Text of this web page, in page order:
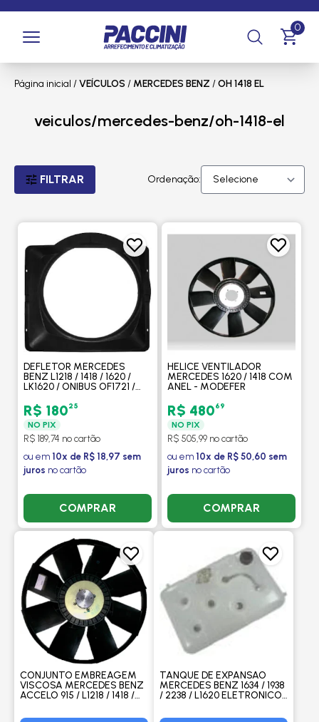
0
Página inicial /VEÍCULOS / MERCEDES BENZ /OH 1418 EL
veiculos/mercedes-benz/oh-1418-el
FILTRAR Ordenação:
DEFLETOR MERCEDES
BENZ L1218 / 1418 / 1620 /
LK1620 / ONIBUS OF1721 /
SARPLAST
R$ 18025
NO PIX
R$ 189,74 no cartão
ou em 10x de R$ 18,97 sem
juros no cartão
COMPRAR
HELICE VENTILADOR
MERCEDES 1620 / 1418 COM
ANEL - MODEFER
R$ 48069
NO PIX
R$ 505,99 no cartão
ou em 10x de R$ 50,60 sem
juros no cartão
COMPRAR
CONJUNTO EMBREAGEM
VISCOSA MERCEDES BENZ
ACCELO 915 / L1218 / 1418 /
MARELLI
TANQUE DE EXPANSAO
MERCEDES BENZ 1634 / 1938
/ 2238 / L1620 ELETRONICO /